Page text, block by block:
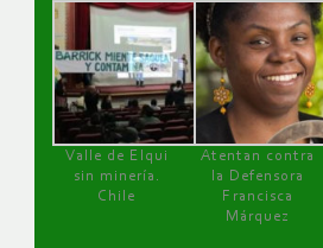
Valle de Elqui
sin minería.
Chile
Atentan contra
la Defensora
Francisca
Márquez